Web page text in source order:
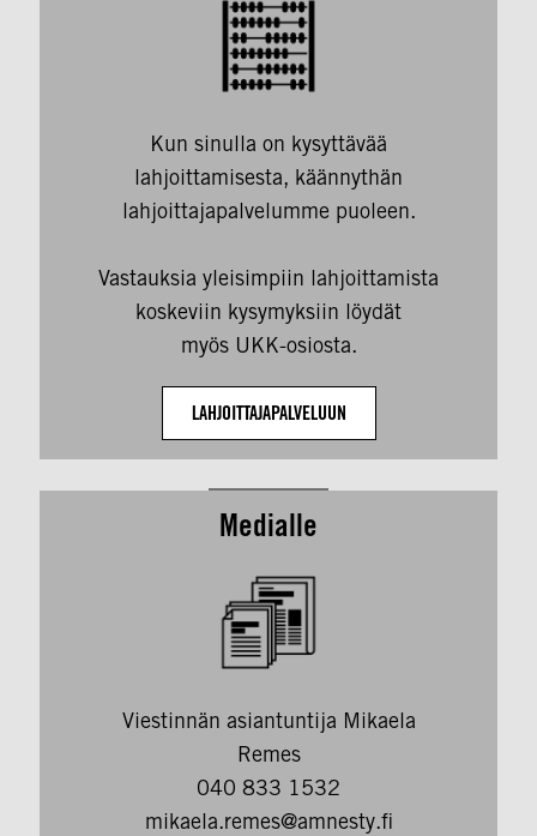
Kun sinulla on kysyttävää
lahjoittamisesta, käännythän
lahjoittajapalvelumme puoleen.
Vastauksia yleisimpiin lahjoittamista
koskeviin kysymyksiin löydät
myös UKK-osiosta.
LAHJOITTAJAPALVELUUN
Medialle
Viestinnän asiantuntija Mikaela
Remes
040 833 1532
mikaela.remes@amnesty.fi